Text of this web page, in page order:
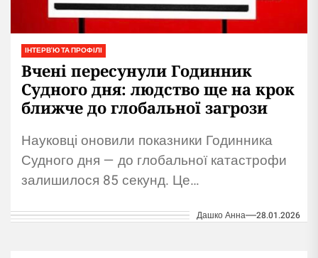
ІНТЕРВ'Ю ТА ПРОФІЛІ
Вчені пересунули Годинник
Судного дня: людство ще на крок
ближче до глобальної загрози
Науковці оновили показники Годинника
Судного дня — до глобальної катастрофи
залишилося 85 секунд. Це
Дашко Анна 28.01.2026